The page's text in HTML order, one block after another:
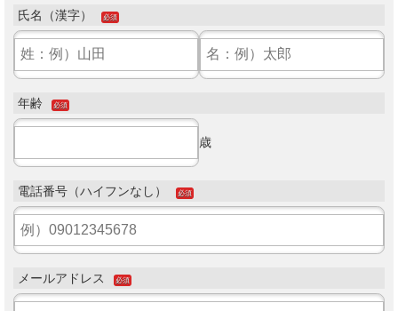
氏名（漢字） 必須
年齢 必須
歳
電話番号（ハイフンなし） 必須
メールアドレス 必須